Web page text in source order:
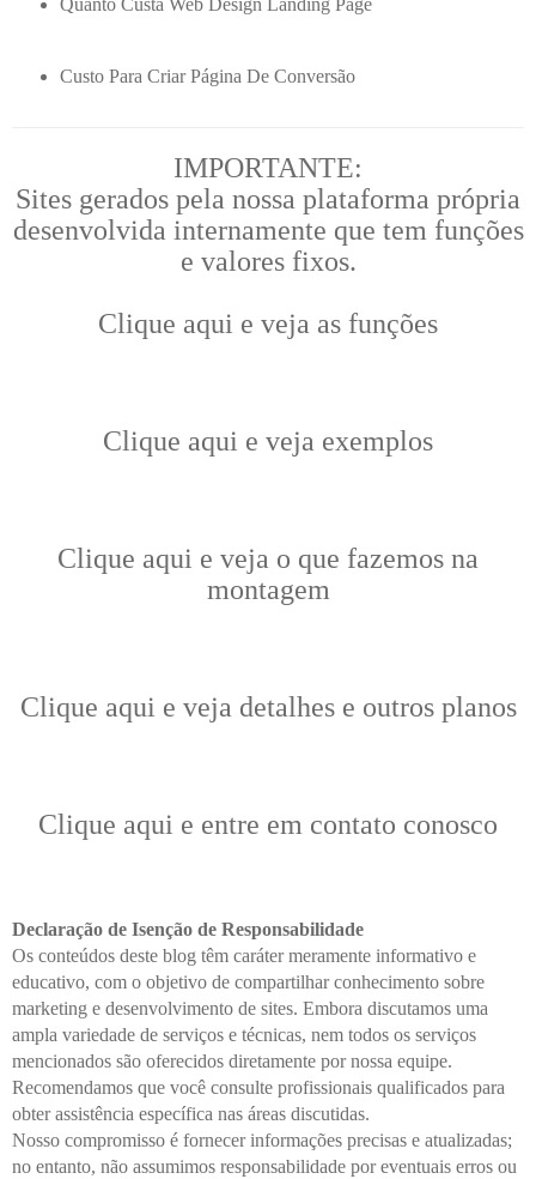
Quanto Custa Web Design Landing Page
Custo Para Criar Página De Conversão
IMPORTANTE:
Sites gerados pela nossa plataforma própria
desenvolvida internamente que tem funções
e valores fixos.
Clique aqui e veja as funções
Clique aqui e veja exemplos
Clique aqui e veja o que fazemos na
montagem
Clique aqui e veja detalhes e outros planos
Clique aqui e entre em contato conosco
Declaração de Isenção de Responsabilidade
Os conteúdos deste blog têm caráter meramente informativo e
educativo, com o objetivo de compartilhar conhecimento sobre
marketing e desenvolvimento de sites. Embora discutamos uma
ampla variedade de serviços e técnicas, nem todos os serviços
mencionados são oferecidos diretamente por nossa equipe.
Recomendamos que você consulte profissionais qualificados para
obter assistência específica nas áreas discutidas.
Nosso compromisso é fornecer informações precisas e atualizadas;
no entanto, não assumimos responsabilidade por eventuais erros ou